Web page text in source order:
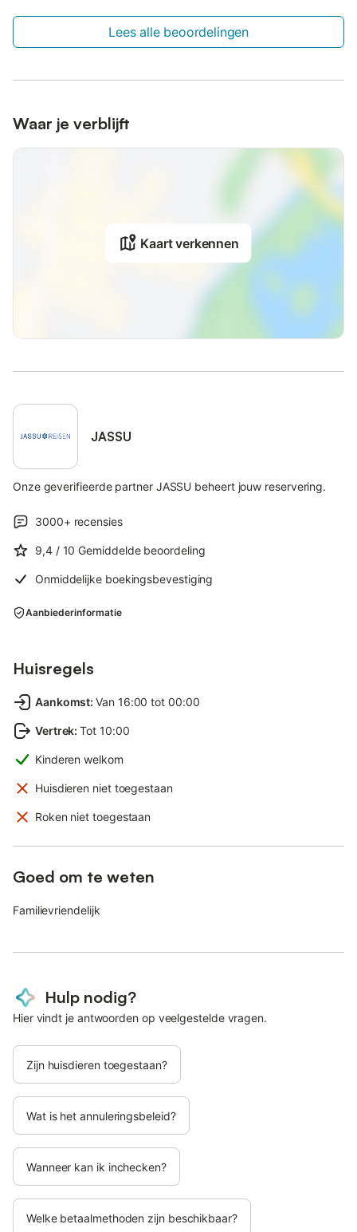
Lees alle beoordelingen
Waar je verblijft
Kaart verkennen
JASSU
Onze geverifieerde partner JASSU beheert jouw reservering.
3000+ recensies
9,4 / 10 Gemiddelde beoordeling
Onmiddelijke boekingsbevestiging
Aanbiederinformatie
Huisregels
Aankomst: Van 16:00 tot 00:00
Vertrek: Tot 10:00
Kinderen welkom
Huisdieren niet toegestaan
Roken niet toegestaan
Goed om te weten
Familievriendelijk
Hulp nodig?
Hier vindt je antwoorden op veelgestelde vragen.
Zijn huisdieren toegestaan?
Wat is het annuleringsbeleid?
Wanneer kan ik inchecken?
Welke betaalmethoden zijn beschikbaar?